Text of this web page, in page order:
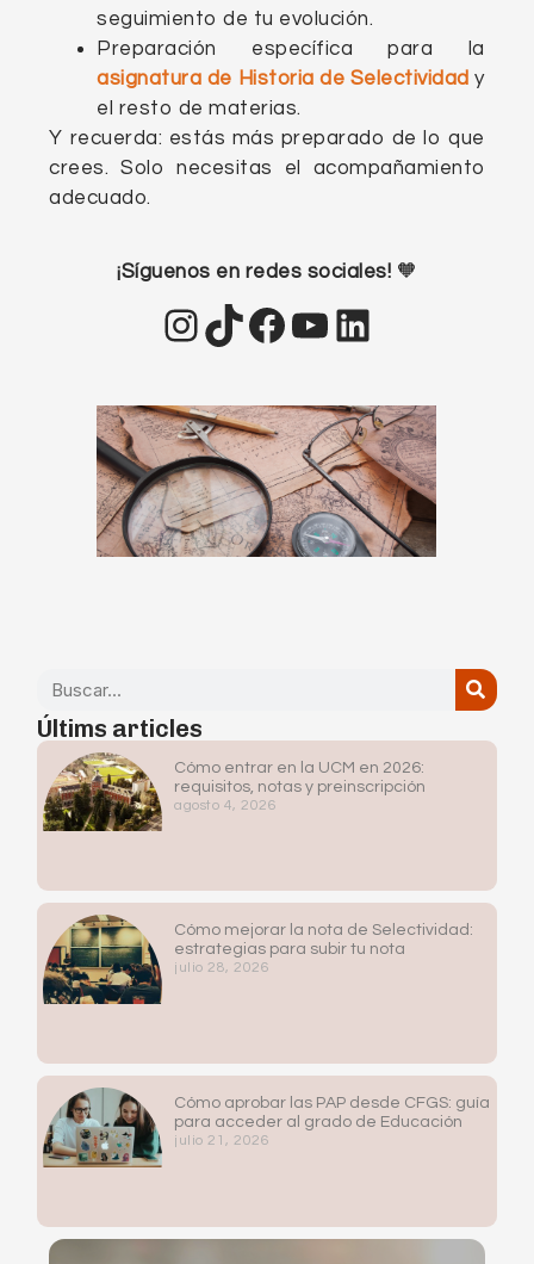
seguimiento de tu evolución.
Preparación específica para la
asignatura de Historia de Selectividad y
el resto de materias.
Y recuerda: estás más preparado de lo que
crees. Solo necesitas el acompañamiento
adecuado.
¡Síguenos en redes sociales! 🧡
Últims articles
Cómo entrar en la UCM en 2026:
requisitos, notas y preinscripción
agosto 4, 2026
Cómo mejorar la nota de Selectividad:
estrategias para subir tu nota
julio 28, 2026
Cómo aprobar las PAP desde CFGS: guía
para acceder al grado de Educación
julio 21, 2026